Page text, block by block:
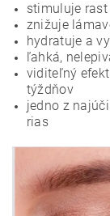
stimuluje
znižuje
hydratuje a
ľahká,
viditeľný
týždňov
jedno z
rias